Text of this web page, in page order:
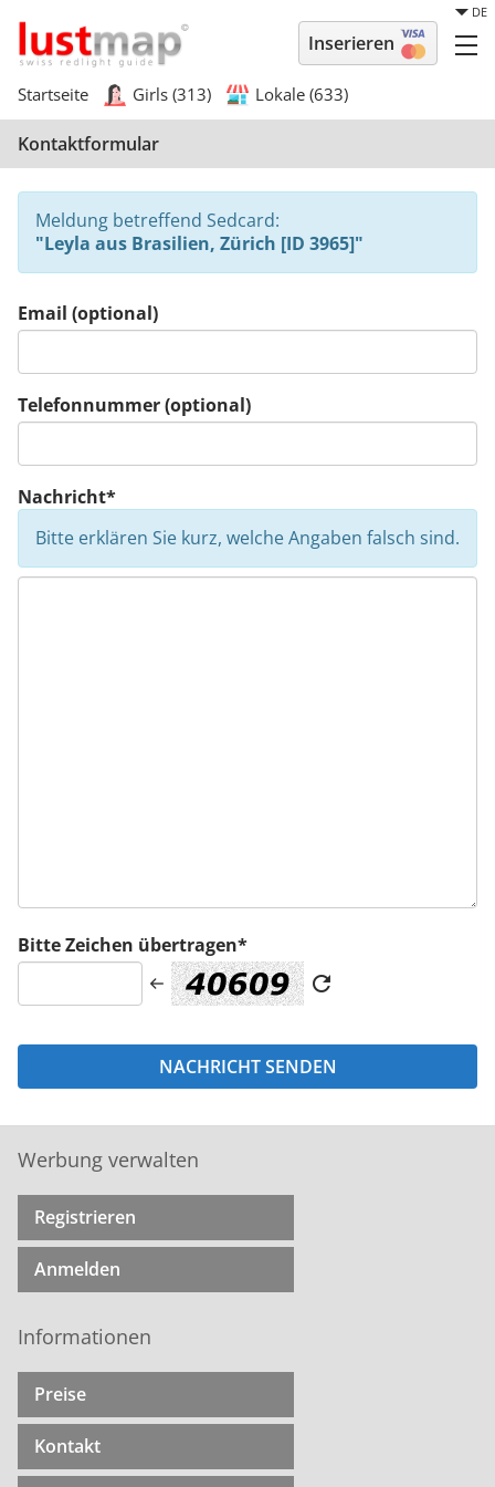
DE
Inserieren
Startseite Girls (313) Lokale (633)
Kontaktformular
Meldung betreffend Sedcard:
"Leyla aus Brasilien, Zürich [ID 3965]"
Email (optional)
Telefonnummer (optional)
Nachricht*
Bitte erklären Sie kurz, welche Angaben falsch sind.
Bitte Zeichen übertragen*
Werbung verwalten
Registrieren
Anmelden
Informationen
Preise
Kontakt